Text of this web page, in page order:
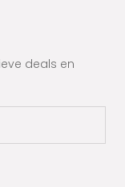
deals en